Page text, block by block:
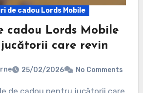
de cadou Lords Mobile
cadou Lords Mobile
care revin
25/02/2026 No Comments